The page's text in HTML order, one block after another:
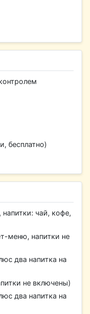
бесплатно)
чай, кофе,
меню, напитки не
два напитка на
не включены)
два напитка на